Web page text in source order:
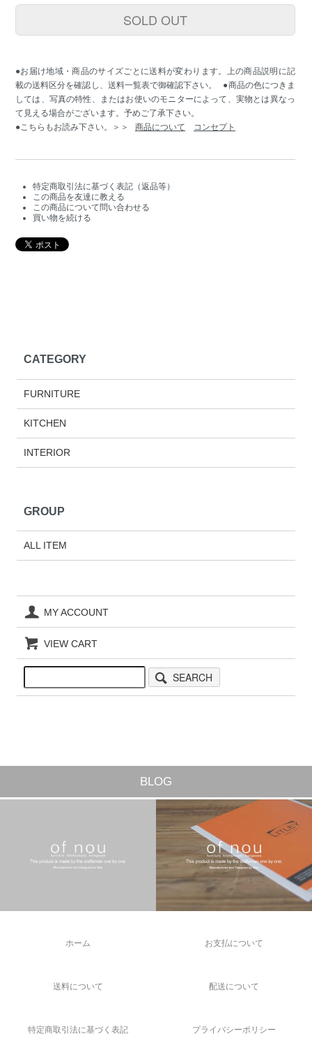
SOLD OUT
●お届け地域・商品のサイズごとに送料が変わります。上の商品説明に記
載の送料区分を確認し、送料一覧表で御確認下さい。 ●商品の色につきま
しては、写真の特性、またはお使いのモニターによって、実物とは異なっ
て見える場合がございます。予めご了承下さい。
●こちらもお読み下さい。＞＞ 商品について コンセプト
特定商取引法に基づく表記（返品等）
この商品を友達に教える
この商品について問い合わせる
買い物を続ける
CATEGORY
FURNITURE
KITCHEN
INTERIOR
GROUP
ALL ITEM
MY ACCOUNT
VIEW CART
SEARCH
BLOG
ホーム お支払について
送料について 配送について
特定商取引法に基づく表記 プライバシーポリシー